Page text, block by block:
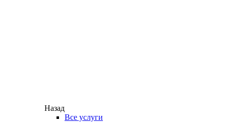
Назад
Все услуги